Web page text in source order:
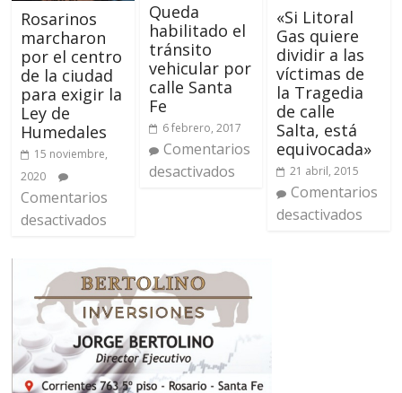
Rosarinos
marcharon
por el centro
de la ciudad
para exigir la
Ley de
Humedales
15 noviembre,
2020
Comentarios
desactivados
Queda
habilitado el
tránsito
vehicular por
calle Santa
Fe
6 febrero, 2017
Comentarios
desactivados
«Si Litoral
Gas quiere
dividir a las
víctimas de
la Tragedia
de calle
Salta, está
equivocada»
21 abril, 2015
Comentarios
desactivados